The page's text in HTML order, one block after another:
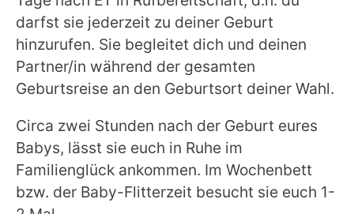
darfst sie jederzeit zu deiner Geburt
hinzurufen. Sie begleitet dich und deinen
Partner/in während der gesamten
Geburtsreise an den Geburtsort deiner Wahl.
Circa zwei Stunden nach der Geburt eures
Babys, lässt sie euch in Ruhe im
Familienglück ankommen. Im Wochenbett
bzw. der Baby-Flitterzeit besucht sie euch 1-